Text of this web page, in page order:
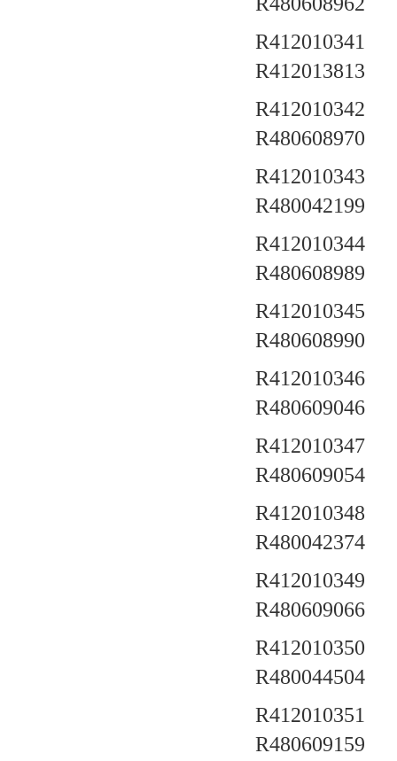
R412010341
R412013813
R412010342
R480608970
R412010343
R480042199
R412010344
R480608989
R412010345
R480608990
R412010346
R480609046
R412010347
R480609054
R412010348
R480042374
R412010349
R480609066
R412010350
R480044504
R412010351
R480609159